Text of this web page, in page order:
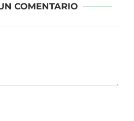
COMENTARIO